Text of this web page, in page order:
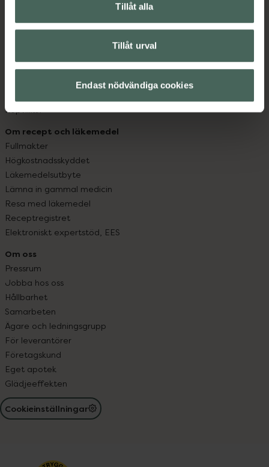
Tillåt alla
Tillåt urval
Endast nödvändiga cookies
Hitta apotek
Leverans, betalning och retur
Sajtens tillgänglighet
Köpvillkor
Om recept och läkemedel
Fullmakter
Högkostnadsskyddet
Läkemedelsutbyte
Lämna in gammal medicin
Resa med läkemedel
Receptregistret
Elektroniskt expertstöd, EES
Om oss
Pressrum
Jobba hos oss
Hållbarhet
Samarbeten
Ägare och ledningsgrupp
För leverantörer
Företagskund
Eget apotek
Glädjeeffekten
Cookieinställningar